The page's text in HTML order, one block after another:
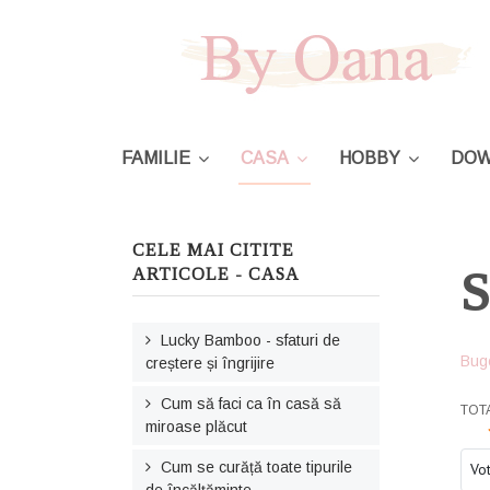
FAMILIE CASA HOBBY
CELE MAI CITITE
ARTICOLE - CASA
Lucky Bamboo - sfaturi de
creștere și îngrijire
Cum să faci ca în casă să
miroase plăcut
Cum se curăță toate tipurile